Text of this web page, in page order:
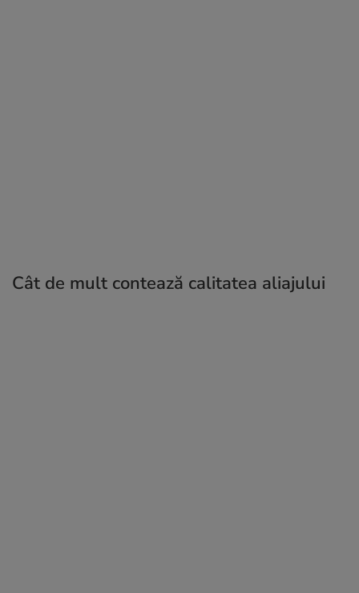
Cât de mult contează calitatea aliajului